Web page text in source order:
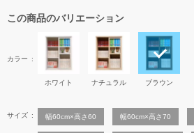
この商品のバリエーション
カラー
ホワイト ナチュラル ブラウン
サイズ 幅60cm×高さ60 幅60cm×高さ70